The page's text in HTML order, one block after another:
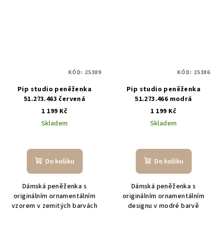
Pip studio peněženka
51.273.463 červená
1 199 Kč
Skladem
Do košíku
Dámská peněženka s
originálním ornamentálním
vzorem v zemitých barvách
KÓD: 25389
Pip studio peněženka
51.273.466 modrá
1 199 Kč
Skladem
Do košíku
Dámská peněženka s
originálním ornamentálním
designu v modré barvě
KÓD: 25386